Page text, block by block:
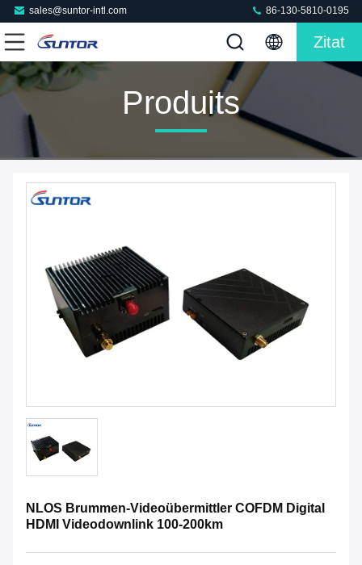
sales@suntor-intl.com 86-130-5810-0195
Zitat
Produits
NLOS Brummen-Videoübermittler COFDM Digital
HDMI Videodownlink 100-200km